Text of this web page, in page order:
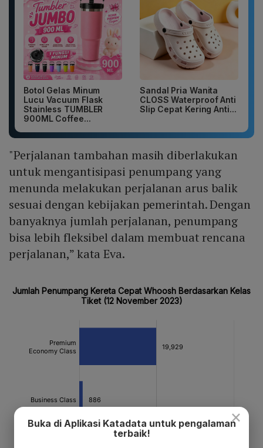
Botol Gelas Minum
Lucu Vacuum Flask
Stainless TUMBLER
900ML Coffee...
Sandal Pria Wanita
CLOSS Waterproof Anti
Slip Cepat Kering Anti...
"Perjalanan tambahan masih diberlakukan
untuk mengantisipasi penumpang yang
menunda melakukan perjalanan arus balik
sesuai dengan kebijakan pemerintah. Dengan
banyaknya jumlah perjalanan, penumpang
bisa lebih fleksibel dalam membuat rencana
perjalanan,” kata Eva.
×
Buka di Aplikasi Katadata untuk pengalaman
terbaik!